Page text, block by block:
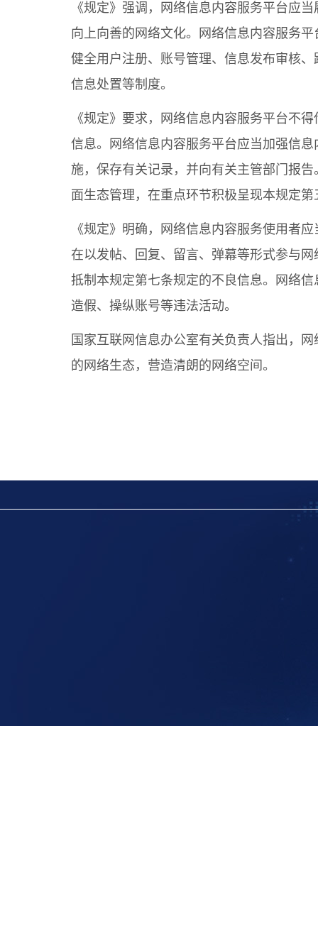
《规定》强调，网络信息内容服务平台应
向上向善的网络文化。网络信息内容服务
健全用户注册、账号管理、信息发布审核
信息处置等制度。
《规定》要求，网络信息内容服务平台不
信息。网络信息内容服务平台应当加强信
施，保存有关记录，并向有关主管部门报
面生态管理，在重点环节积极呈现本规定
《规定》明确，网络信息内容服务使用者
在以发帖、回复、留言、弹幕等形式参与
抵制本规定第七条规定的不良信息。网络
造假、操纵账号等违法活动。
国家互联网信息办公室有关负责人指出，
的网络生态，营造清朗的网络空间。